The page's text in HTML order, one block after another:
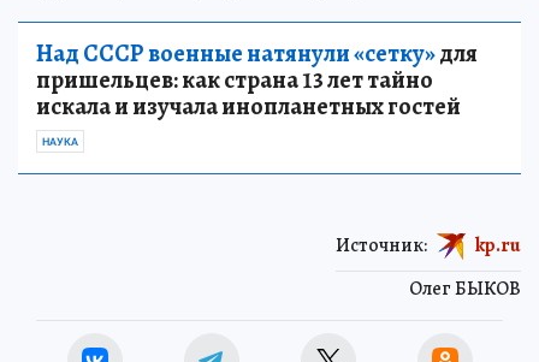
Над СССР военные натянули «сетку»для
пришельцев: как страна 13 лет тайно
искала и изучала инопланетных гостей
НАУКА
Олег БЫКОВ
Источник: kp.ru